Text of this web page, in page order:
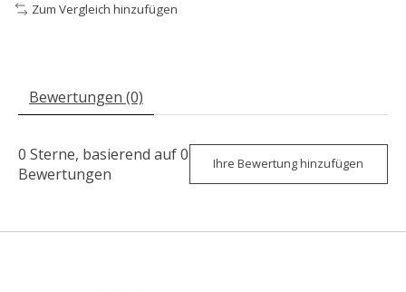
Zum Vergleich hinzufügen
Bewertungen (0)
0 Sterne, basierend auf0
Bewertungen
Ihre Bewertung hinzufügen